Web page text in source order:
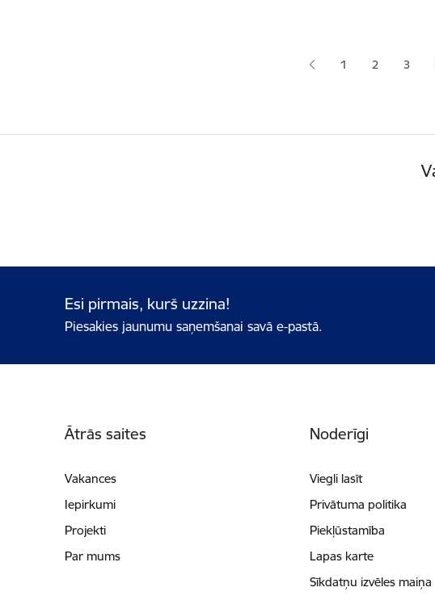
1 Lapa
2 Lapa
3
Esi pirmais, kurš uzzina!
Piesakies jaunumu saņemšanai savā e-pastā.
Ātrās saites
Vakances
Iepirkumi
Projekti
Par mums
Noderīgi
Viegli lasīt
Privātuma politika
Piekļūstamība
Lapas karte
Sīkdatņu izvēles maiņa